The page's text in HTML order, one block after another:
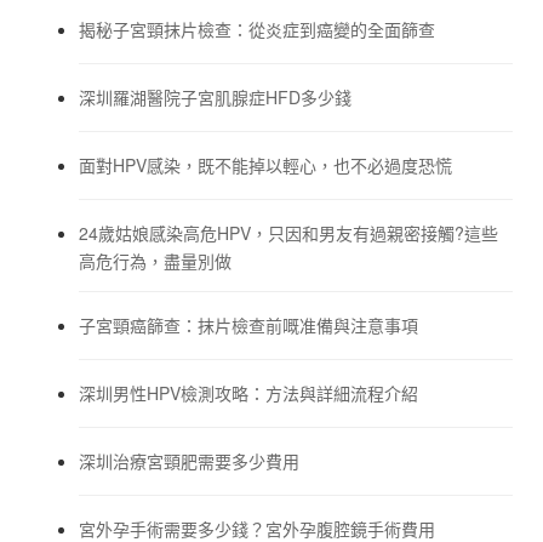
揭秘子宮頸抹片檢查：從炎症到癌變的全面篩查
深圳羅湖醫院子宮肌腺症HFD多少錢
面對HPV感染，既不能掉以輕心，也不必過度恐慌
24歲姑娘感染高危HPV，只因和男友有過親密接觸?這些
高危行為，盡量別做
子宮頸癌篩查：抹片檢查前嘅准備與注意事項
深圳男性HPV檢測攻略：方法與詳細流程介紹
深圳治療宮頸肥需要多少費用
宮外孕手術需要多少錢？宮外孕腹腔鏡手術費用